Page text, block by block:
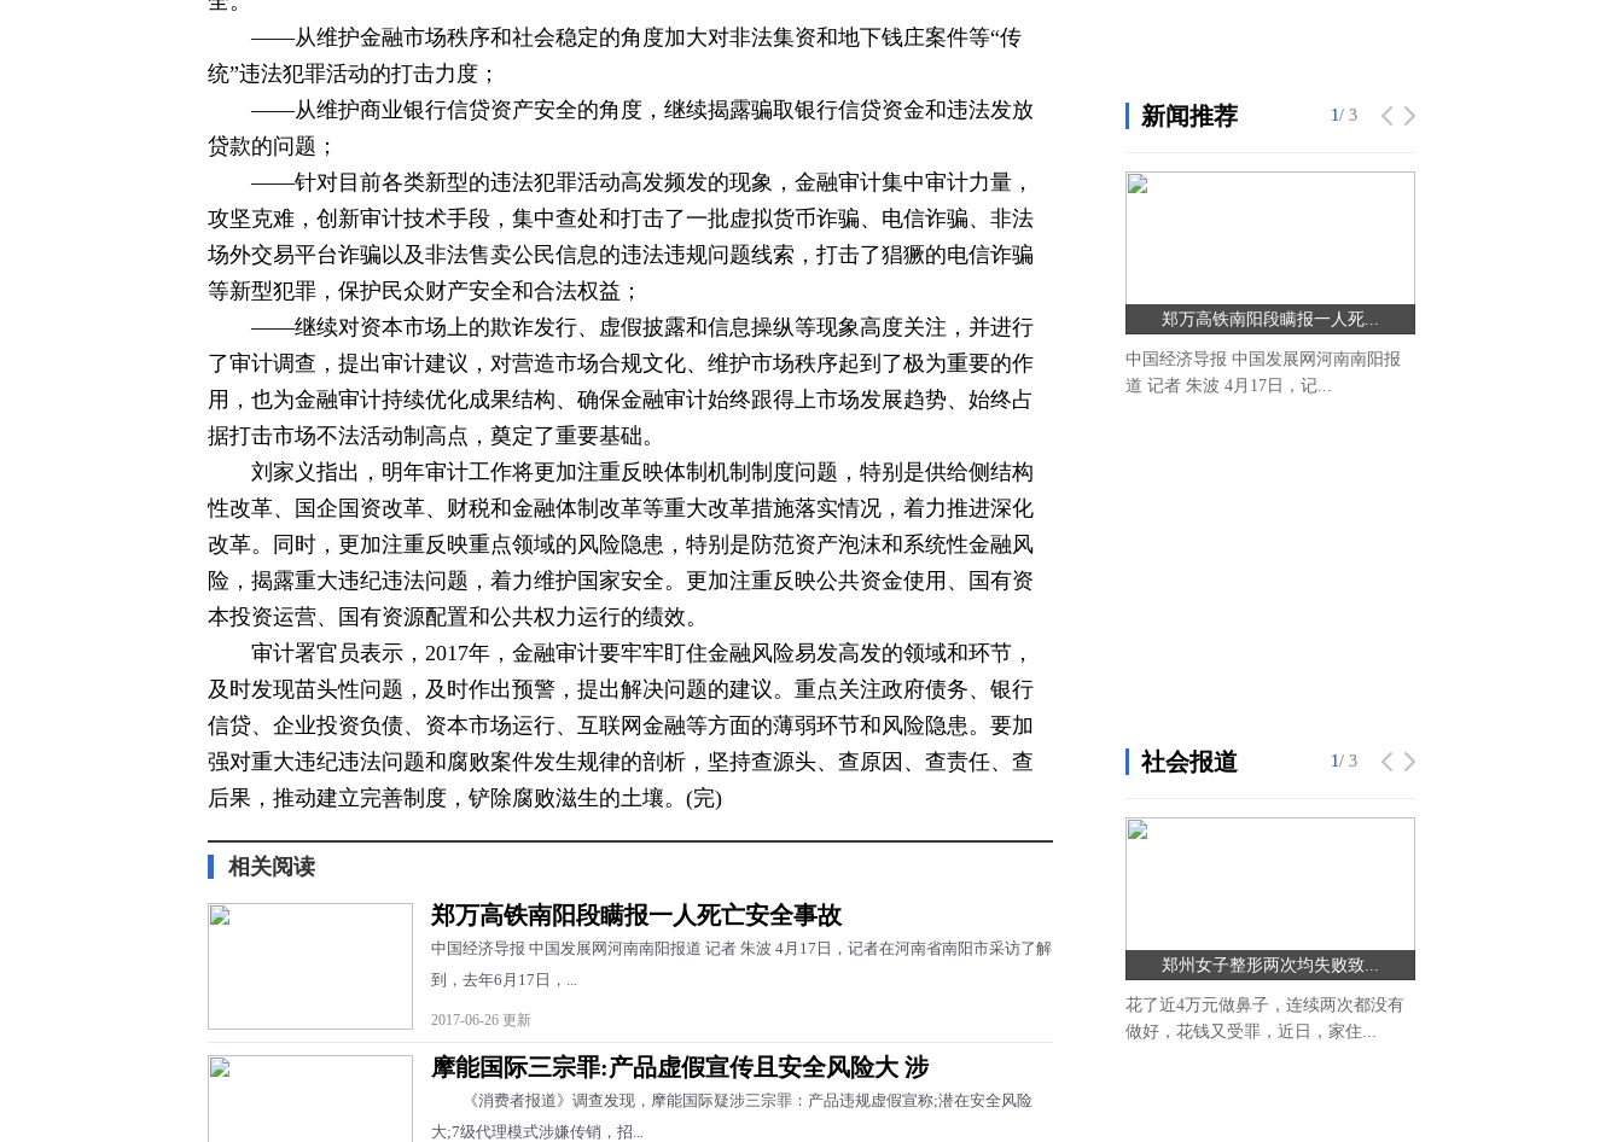
——从维护金融市场秩序和社会稳定的角度加大对非法集资和地下钱庄案件等“传
统”违法犯罪活动的打击力度；
——从维护商业银行信贷资产安全的角度，继续揭露骗取银行信贷资金和违法发放
贷款的问题；
——针对目前各类新型的违法犯罪活动高发频发的现象，金融审计集中审计力量，
攻坚克难，创新审计技术手段，集中查处和打击了一批虚拟货币诈骗、电信诈骗、非法
场外交易平台诈骗以及非法售卖公民信息的违法违规问题线索，打击了猖獗的电信诈骗
等新型犯罪，保护民众财产安全和合法权益；
——继续对资本市场上的欺诈发行、虚假披露和信息操纵等现象高度关注，并进行
了审计调查，提出审计建议，对营造市场合规文化、维护市场秩序起到了极为重要的作
用，也为金融审计持续优化成果结构、确保金融审计始终跟得上市场发展趋势、始终占
据打击市场不法活动制高点，奠定了重要基础。
刘家义指出，明年审计工作将更加注重反映体制机制制度问题，特别是供给侧结构
性改革、国企国资改革、财税和金融体制改革等重大改革措施落实情况，着力推进深化
改革。同时，更加注重反映重点领域的风险隐患，特别是防范资产泡沫和系统性金融风
险，揭露重大违纪违法问题，着力维护国家安全。更加注重反映公共资金使用、国有资
本投资运营、国有资源配置和公共权力运行的绩效。
审计署官员表示，2017年，金融审计要牢牢盯住金融风险易发高发的领域和环节，
及时发现苗头性问题，及时作出预警，提出解决问题的建议。重点关注政府债务、银行
信贷、企业投资负债、资本市场运行、互联网金融等方面的薄弱环节和风险隐患。要加
强对重大违纪违法问题和腐败案件发生规律的剖析，坚持查源头、查原因、查责任、查
后果，推动建立完善制度，铲除腐败滋生的土壤。(完)
相关阅读
郑万高铁南阳段瞒报一人死亡安全事故
中国经济导报 中国发展网河南南阳报道 记者 朱波 4月17日，记者在河南省南阳市采访了解
到，去年6月17日，...
2017-06-26 更新
摩能国际三宗罪:产品虚假宣传且安全风险大 涉
《消费者报道》调查发现，摩能国际疑涉三宗罪：产品违规虚假宣称;潜在安全风险
大;7级代理模式涉嫌传销，招...
新闻推荐
郑万高铁南阳段瞒报一人死...
中国经济导报 中国发展网河南南阳报
道 记者 朱波 4月17日，记...
1/ 3
1/ 3
社会报道
郑州女子整形两次均失败致...
花了近4万元做鼻子，连续两次都没有
做好，花钱又受罪，近日，家住...
1/ 3
1/ 3